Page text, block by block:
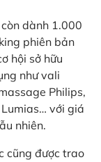
dành 1.000
phiên bản
hội sở hữu
như vali
Philips,
với giá
nhiên.
cũng được trao